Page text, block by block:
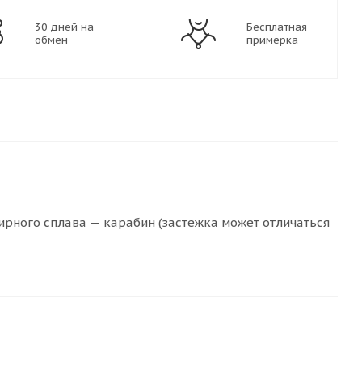
30 дней на
обмен
Бесплатная
примерка
сплава — карабин (застежка может отличаться